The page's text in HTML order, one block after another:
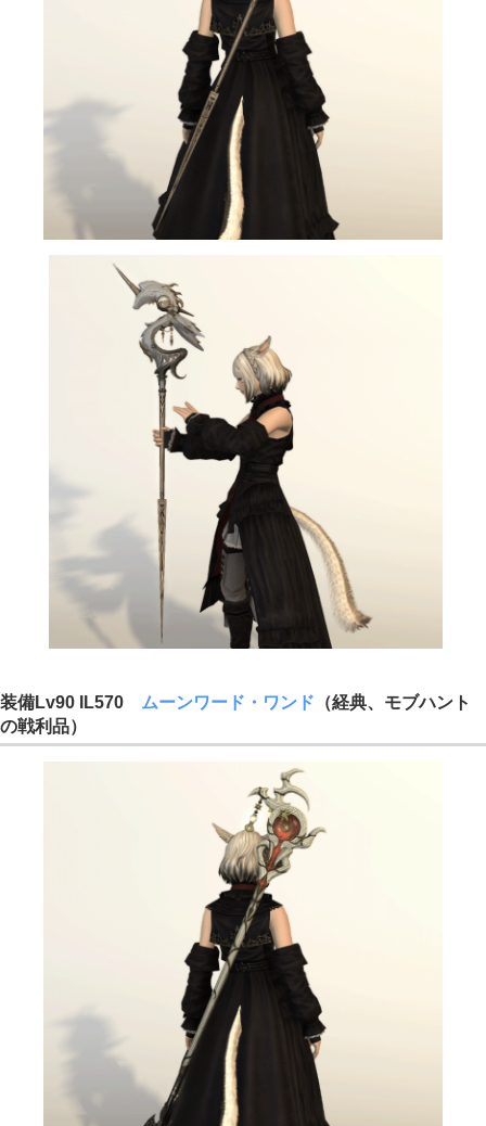
装備Lv90 IL570 ムーンワード・ワンド （経典、モブハント
の戦利品）